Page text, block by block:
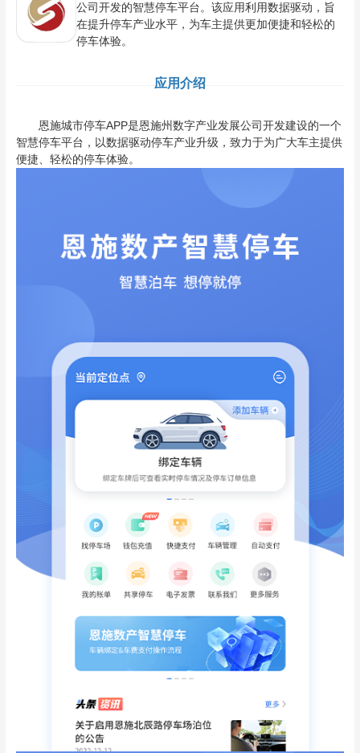
公司开发的智慧停车平台。该应用利用数据驱动，旨
在提升停车产业水平，为车主提供更加便捷和轻松的
停车体验。
应用介绍
恩施城市停车APP是恩施州数字产业发展公司开发建设的一个
智慧停车平台，以数据驱动停车产业升级，致力于为广大车主提供
便捷、轻松的停车体验。